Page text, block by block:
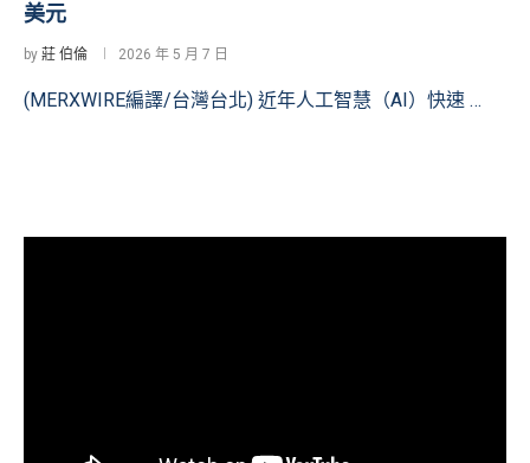
美元
by 莊 伯倫 2026 年 5 月 7 日
(MERXWIRE編譯/台灣台北) 近年人工智慧（AI）快速 …